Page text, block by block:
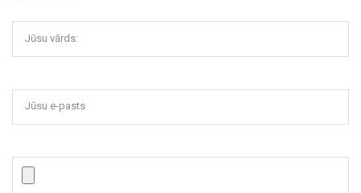
Jūsu vārds:
Jūsu e-pasts